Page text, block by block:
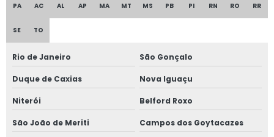
Estudo de viabilidade de projeto
Estudo de viabilidade de projeto arquitetônico
Estudo de viabilidade de projeto de construção
Fiscalização de obras
PA AC AL AP MA MT MS PB PI RN RO RR
SE TO
Rio de Janeiro São Gonçalo
Duque de Caxias Nova Iguaçu
Niterói Belford Roxo
São João de Meriti Campos dos Goytacazes